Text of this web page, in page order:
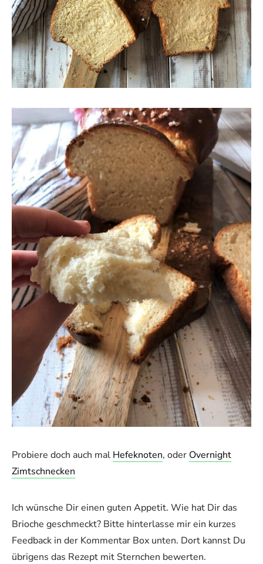
Probiere doch auch mal Hefeknoten, oder Overnight
Zimtschnecken
Ich wünsche Dir einen guten Appetit. Wie hat Dir das
Brioche geschmeckt? Bitte hinterlasse mir ein kurzes
Feedback in der Kommentar Box unten. Dort kannst Du
übrigens das Rezept mit Sternchen bewerten.